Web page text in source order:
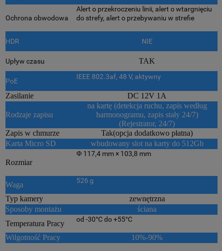
Ochrona obwodowa
Alert o przekroczeniu linii, alert o wtargnięciu
do strefy, alert o przebywaniu w strefie
HDR NIE
Upływ czasu TAK
PoE
IEEE 802.3af, 48 V, aktywny
Zasilanie DC 12V 1A
Rodzaje zapisu
na kartę (detekcja ruchu, zapis według
harmonogramu, zapis stały 24/7)
(Rejestrator, 24/7)
Zapis w chmurze
Tak(opcja dodatkowo płatna)
Karta Micro SD
wbudowany slot na karty do 512Gb
Rozmiar
Φ 117,4 mm × 103,8 mm
Waga 526 g
Typ kamery
zewnętrzna
Sposoby montażu
ściana
Temperatura Pracy
od -30°C do +55°C
Wilgotność Pracy 10%-90%